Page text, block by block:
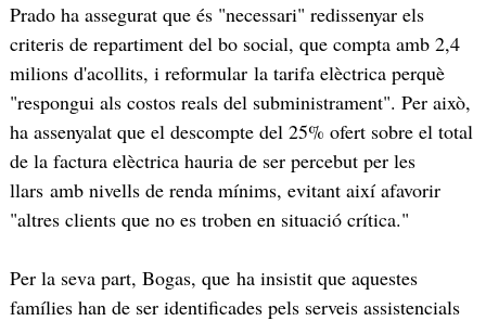
Prado ha assegurat que és "necessari" redissenyar els
criteris de repartiment del bo social, que compta amb 2,4
milions d'acollits, i reformular la tarifa elèctrica perquè
"respongui als costos reals del subministrament". Per això,
ha assenyalat que el descompte del 25% ofert sobre el total
de la factura elèctrica hauria de ser percebut per les
llars amb nivells de renda mínims, evitant així afavorir
"altres clients que no es troben en situació crítica."
Per la seva part, Bogas, que ha insistit que aquestes
famílies han de ser identificades pels serveis assistencials